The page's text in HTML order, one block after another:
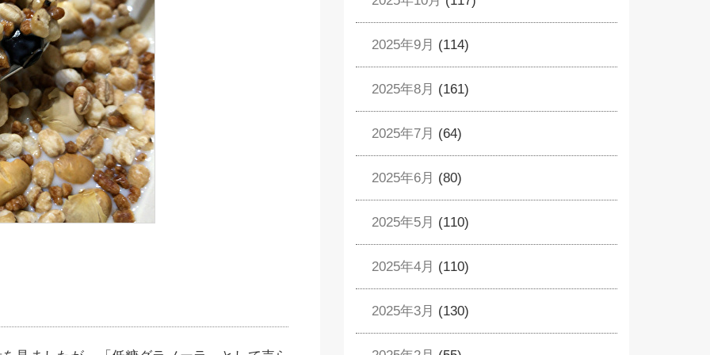
2025年9月 (114)
2025年8月 (161)
2025年7月 (64)
2025年6月 (80)
2025年5月 (110)
2025年4月 (110)
2025年3月 (130)